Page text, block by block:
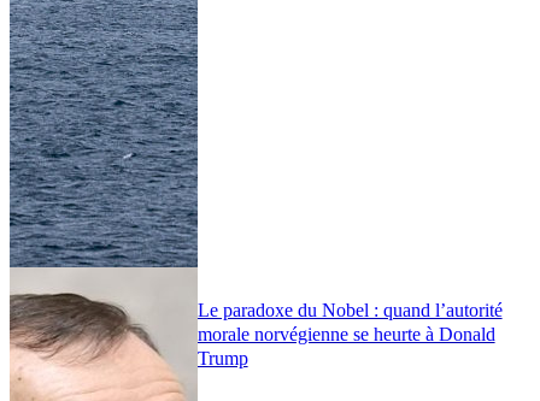
Le paradoxe du Nobel : quand l’autorité
morale norvégienne se heurte à Donald
Trump